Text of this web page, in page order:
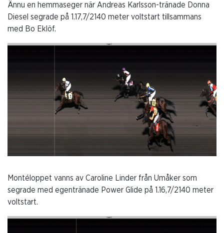
Ännu en hemmaseger när Andreas Karlsson-tränade Donna
Diesel segrade på 1.17,7/2140 meter voltstart tillsammans
med Bo Eklöf.
Montéloppet vanns av Caroline Linder från Umåker som
segrade med egentränade Power Glide på 1.16,7/2140 meter
voltstart.